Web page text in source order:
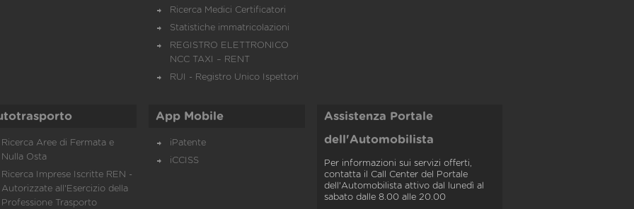
Ricerca Medici Certificatori
Statistiche immatricolazioni
REGISTRO ELETTRONICO
NCC TAXI – RENT
RUI - Registro Unico Ispettori
Ricerca Aree di Fermata e
Nulla Osta
Ricerca Imprese Iscritte REN -
Autorizzate all'Esercizio della
Professione Trasporto
App Mobile
iPatente
iCCISS
Assistenza Portale
dell'Automobilista
Per informazioni sui servizi offerti,
contatta il Call Center del Portale
dell'Automobilista attivo dal lunedì al
sabato dalle 8.00 alle 20.00